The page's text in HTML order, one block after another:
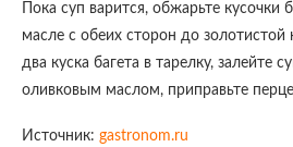
Пока суп варится, обжарьте кусочки
масле с обеих сторон до
два куска багета в тарелку, залейте
оливковым маслом, приправьте
Источник: gastronom.ru